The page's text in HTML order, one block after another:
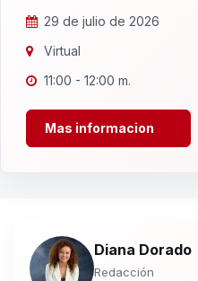
29 de julio de 2026
Virtual
11:00 - 12:00 m.
Mas informacion
Diana Dorado
Redacción